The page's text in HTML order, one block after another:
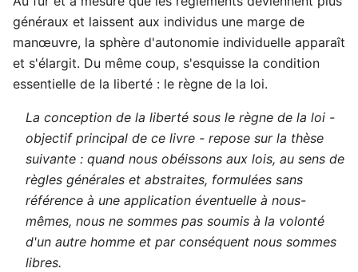
généraux et laissent aux individus une marge de
manœuvre, la sphère d'autonomie individuelle apparaît
et s'élargit. Du même coup, s'esquisse la condition
essentielle de la liberté : le règne de la loi.
La conception de la liberté sous le règne de la loi -
objectif principal de ce livre - repose sur la thèse
suivante : quand nous obéissons aux lois, au sens de
règles générales et abstraites, formulées sans
référence à une application éventuelle à nous-
mêmes, nous ne sommes pas soumis à la volonté
d'un autre homme et par conséquent nous sommes
libres.